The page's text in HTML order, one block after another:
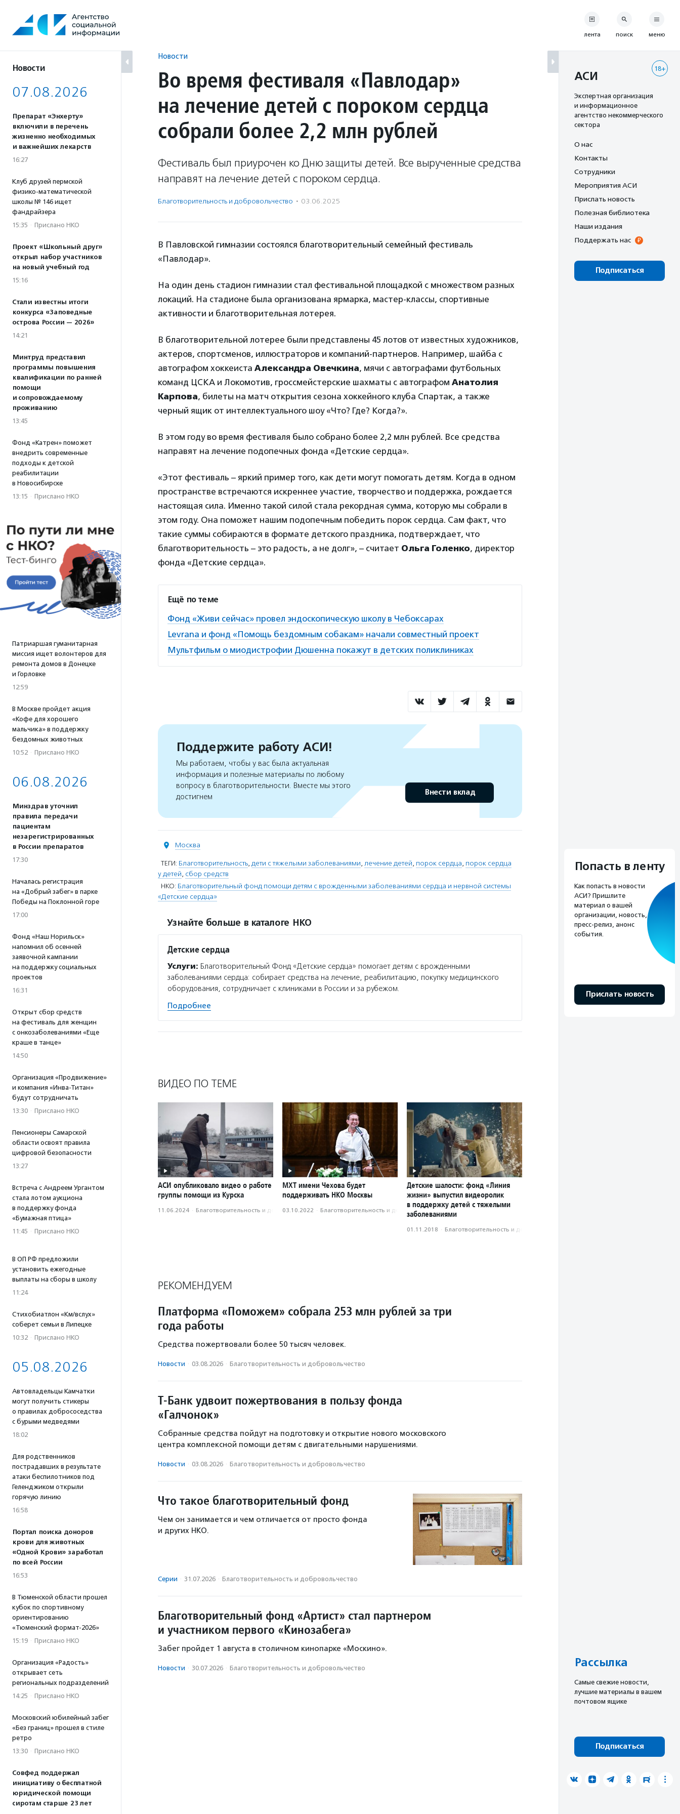
содержанию
Новости
07.08.2026
Препарат «Энхерту»
включили в перечень
жизненно необходимых
и важнейших лекарств
16:27
Клуб друзей пермской
физико-математической
школы № 146 ищет
фандрайзера
15:35 · Прислано НКО
Проект «Школьный друг»
открыл набор участников
на новый учебный год
15:16
Стали известны итоги
конкурса «Заповедные
острова России — 2026»
14:21
Минтруд представил
программы повышения
квалификации по ранней
помощи
и сопровождаемому
проживанию
13:45
Фонд «Катрен» поможет
внедрить современные
подходы к детской
реабилитации
в Новосибирске
13:15 · Прислано НКО
Патриаршая гуманитарная
миссия ищет волонтеров для
ремонта домов в Донецке
и Горловке
12:59
В Москве пройдет акция
«Кофе для хорошего
мальчика» в поддержку
бездомных животных
10:52 · Прислано НКО
06.08.2026
Минздрав уточнил
правила передачи
пациентам
незарегистрированных
в России препаратов
17:30
Началась регистрация
на «Добрый забег» в парке
Победы на Поклонной горе
17:00
Фонд «Наш Норильск»
напомнил об осенней
заявочной кампании
на поддержку социальных
проектов
16:31
Открыт сбор средств
на фестиваль для женщин
с онкозаболеваниями «Еще
краше в танце»
14:50
Организация «Продвижение»
и компания «Инва-Титан»
будут сотрудничать
13:30 · Прислано НКО
Пенсионеры Самарской
области освоят правила
цифровой безопасности
13:27
Встреча с Андреем Ургантом
стала лотом аукциона
в поддержку фонда
«Бумажная птица»
11:45 · Прислано НКО
В ОП РФ предложили
установить ежегодные
выплаты на сборы в школу
11:24
Стихобиатлон «Км/вслух»
соберет семьи в Липецке
10:32 · Прислано НКО
05.08.2026
Автовладельцы Камчатки
могут получить стикеры
о правилах добрососедства
с бурыми медведями
18:02
Для родственников
пострадавших в результате
атаки беспилотников под
Геленджиком открыли
горячую линию
16:58
Портал поиска доноров
крови для животных
«Одной Крови» заработал
по всей России
16:53
В Тюменской области прошел
кубок по спортивному
ориентированию
«Тюменский формат-2026»
15:19 · Прислано НКО
Организация «Радость»
открывает сеть
региональных подразделений
14:25 · Прислано НКО
Московский юбилейный забег
«Без границ» прошел в стиле
ретро
13:30 · Прислано НКО
Совфед поддержал
инициативу о бесплатной
юридической помощи
сиротам старше 23 лет
Новости
Во время фестиваля «Павлодар»
на лечение детей с пороком сердца
собрали более 2,2 млн рублей
Фестиваль был приурочен ко Дню защиты детей. Все вырученные средства
направят на лечение детей с пороком сердца.
Благотвори­тель­ность и доброволь­чест­во · 03.06.2025
В Павловской гимназии состоялся благотворительный семейный фестиваль
«Павлодар».
На один день стадион гимназии стал фестивальной площадкой с множеством разных
локаций. На стадионе была организована ярмарка, мастер-классы, спортивные
активности и благотворительная лотерея.
В благотворительной лотерее были представлены 45 лотов от известных художников,
актеров, спортсменов, иллюстраторов и компаний-партнеров. Например, шайба с
автографом хоккеиста Александра Овечкина, мячи с автографами футбольных
команд ЦСКА и Локомотив, гроссмейстерские шахматы с автографом Анатолия
Карпова, билеты на матч открытия сезона хоккейного клуба Спартак, а также
черный ящик от интеллектуального шоу «Что? Где? Когда?».
В этом году во время фестиваля было собрано более 2,2 млн рублей. Все средства
направят на лечение подопечных фонда «Детские сердца».
«Этот фестиваль – яркий пример того, как дети могут помогать детям. Когда в одном
пространстве встречаются искреннее участие, творчество и поддержка, рождается
настоящая сила. Именно такой силой стала рекордная сумма, которую мы собрали в
этом году. Она поможет нашим подопечным победить порок сердца. Сам факт, что
такие суммы собираются в формате детского праздника, подтверждает, что
благотворительность – это радость, а не долг», – считает Ольга Голенко, директор
фонда «Детские сердца».
Ещё по теме
Фонд «Живи сейчас» провел эндоскопическую школу в Чебоксарах
Levrana и фонд «Помощь бездомным собакам» начали совместный проект
Мультфильм о миодистрофии Дюшенна покажут в детских поликлиниках
Поддержите работу АСИ!
Мы работаем, чтобы у вас была актуальная
информация и полезные материалы по любому
вопросу в благотворительности. Вместе мы этого
достигнем
Внести вклад
Москва
ТЕГИ: Благотворительность, дети с тяжелыми заболеваниями, лечение детей, порок сердца, порок сердца
у детей, сбор средств
НКО: Благотворительный фонд помощи детям с врожденными заболеваниями сердца и нервной системы
«Детские сердца»
Узнайте больше в каталоге НКО
Детские сердца
Услуги: Благотворительный Фонд «Детские сердца» помогает детям с врожденными
заболеваниями сердца: собирает средства на лечение, реабилитацию, покупку медицинского
оборудования, сотрудничает с клиниками в России и за рубежом.
Подробнее
ВИДЕО ПО ТЕМЕ
АСИ опубликовало видео о работе
группы помощи из Курска
11.06.2024 · Благотвори­тель­ность и доброволь­чест­во
МХТ имени Чехова будет
поддерживать НКО Москвы
03.10.2022 · Благотвори­тель­ность и доброволь­чест­во
Детские шалости: фонд «Линия
жизни» выпустил видеоролик
в поддержку детей с тяжелыми
заболеваниями
01.11.2018 · Благотвори­тель­ность и доброволь­чест­во
РЕКОМЕНДУЕМ
Платформа «Поможем» собрала 253 млн рублей за три
года работы
Средства пожертвовали более 50 тысяч человек.
Новости · 03.08.2026 · Благотвори­тель­ность и доброволь­чест­во
Т-Банк удвоит пожертвования в пользу фонда
«Галчонок»
Собранные средства пойдут на подготовку и открытие нового московского
центра комплексной помощи детям с двигательными нарушениями.
Новости · 03.08.2026 · Благотвори­тель­ность и доброволь­чест­во
Что такое благотворительный фонд
Чем он занимается и чем отличается от просто фонда
и других НКО.
Серии · 31.07.2026 · Благотвори­тель­ность и доброволь­чест­во
Благотворительный фонд «Артист» стал партнером
и участником первого «Кинозабега»
Забег пройдет 1 августа в столичном кинопарке «Москино».
Новости · 30.07.2026 · Благотвори­тель­ность и доброволь­чест­во
лента поиск меню
18+
АСИ
Экспертная организация
и информационное
агентство некоммерческого
сектора
О нас
Контакты
Сотрудники
Мероприятия АСИ
Прислать новость
Полезная библиотека
Наши издания
Поддержать нас
Подписаться
Попасть в ленту
Как попасть в новости
АСИ? Пришлите
материал о вашей
организации, новость,
пресс-релиз, анонс
события.
Прислать новость
Рассылка
Cамые свежие новости,
лучшие материалы в вашем
почтовом ящике
Подписаться